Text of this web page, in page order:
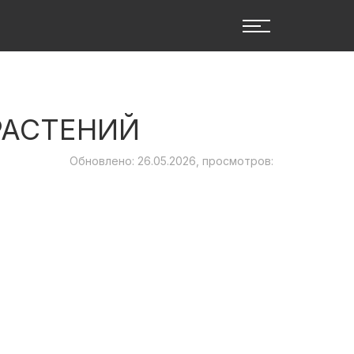
Обновлено: 26.05.2026, просмотров: